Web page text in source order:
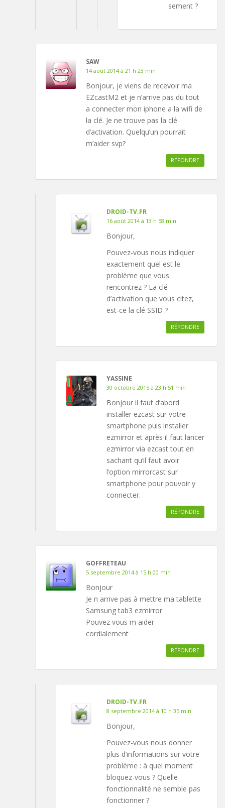
sement ?
SAW
14 août 2014 à 21 h 23 min
Bonjour, je viens de recevoir ma
EZcastM2 et je n’arrive pas du tout
a connecter mon iphone a la wifi de
la clé. Je ne trouve pas la clé
d’activation. Quelqu’un pourrait
m’aider svp?
RÉPONDRE
DROID-TV.FR
16 août 2014 à 13 h 58 min
Bonjour,
Pouvez-vous nous indiquer
exactement quel est le
problème que vous
rencontrez ? La clé
d’activation que vous citez,
est-ce la clé SSID ?
RÉPONDRE
YASSINE
30 octobre 2015 à 23 h 51 min
Bonjour il faut d’abord
installer ezcast sur votre
smartphone puis installer
ezmirror et après il faut lancer
ezmirror via ezcast tout en
sachant qu’il faut avoir
l’option mirrorcast sur
smartphone pour pouvoir y
connecter.
RÉPONDRE
GOFFRETEAU
5 septembre 2014 à 15 h 00 min
Bonjour
Je n arrive pas à mettre ma tablette
Samsung tab3 ezmirror
Pouvez vous m aider
cordialement
RÉPONDRE
DROID-TV.FR
8 septembre 2014 à 10 h 35 min
Bonjour,
Pouvez-vous nous donner
plus d’informations sur votre
problème : à quel moment
bloquez-vous ? Quelle
fonctionnalité ne semble pas
fonctionner ?